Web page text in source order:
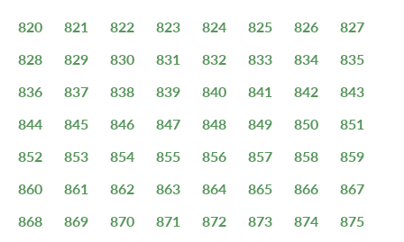
820
821 822 823 824 825 826
827
828
829 830 831 832 833 834
835
836
837 838 839 840 841 842
843
844
845 846 847 848 849 850
851
852
853 854 855 856 857 858
859
860
861 862 863 864 865 866
867
868
869 870 871 872 873 874
875